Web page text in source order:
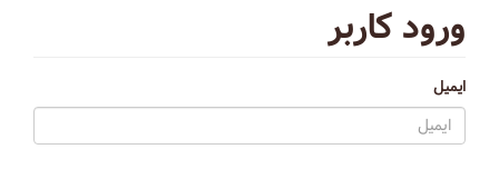
ورود کاربر
ایمیل